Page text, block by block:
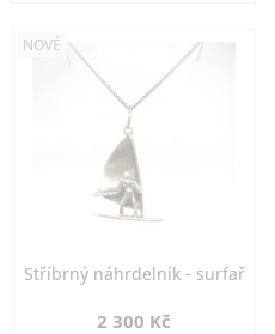
NOVÉ
Stříbrný náhrdelník - surfař
2 300 Kč